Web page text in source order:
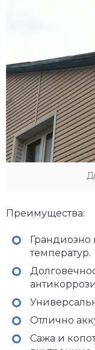
Преимущества:
Грандиозно
температур.
Отлично
Сажа и